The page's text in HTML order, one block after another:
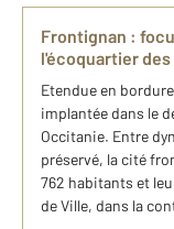
Frontignan :
l'écoquartier
Etendue en
implantée dans le
Occitanie. Entre
préservé, la cité
762 habitants et
de Ville, dans la